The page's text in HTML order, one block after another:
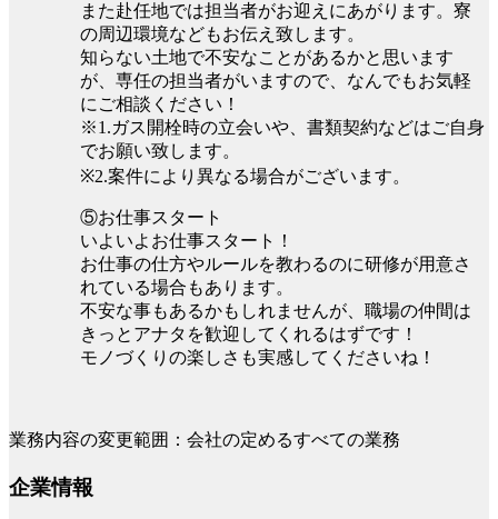
また赴任地では担当者がお迎えにあがります。寮
の周辺環境などもお伝え致します。
知らない土地で不安なことがあるかと思います
が、専任の担当者がいますので、なんでもお気軽
にご相談ください！
※1.ガス開栓時の立会いや、書類契約などはご自身
でお願い致します。
※2.案件により異なる場合がございます。
⑤お仕事スタート
いよいよお仕事スタート！
お仕事の仕方やルールを教わるのに研修が用意さ
れている場合もあります。
不安な事もあるかもしれませんが、職場の仲間は
きっとアナタを歓迎してくれるはずです！
モノづくりの楽しさも実感してくださいね！
業務内容の変更範囲：会社の定めるすべての業務
企業情報